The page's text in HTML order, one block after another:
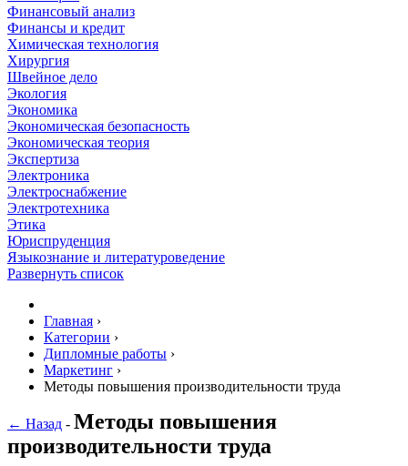
Финансовый анализ
Финансы и кредит
Химическая технология
Хирургия
Швейное дело
Экология
Экономика
Экономическая безопасность
Экономическая теория
Экспертиза
Электроника
Электроснабжение
Электротехника
Этика
Юриспруденция
Языкознание и литературоведение
Развернуть список
Главная ›
Категории ›
Дипломные работы ›
Маркетинг ›
Методы повышения производительности труда
← Назад - Методы повышения
производительности труда